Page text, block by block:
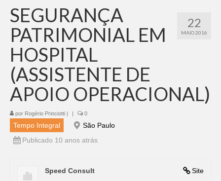
22
MAIO 2016
SEGURANÇA
PATRIMONIAL EM
HOSPITAL
(ASSISTENTE DE
APOIO OPERACIONAL)
por Rogério Princiotti | | 0
Tempo Integral
São Paulo
Publicado 10 anos atrás
Site
Speed Consult